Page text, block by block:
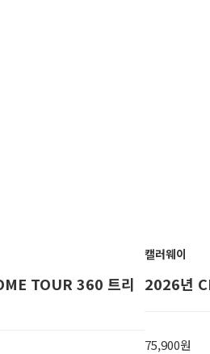
TOUR 360 트리
캘러웨이
2026년
75,900원